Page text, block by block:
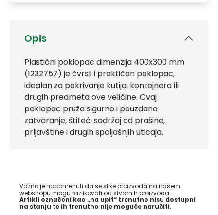
Opis
Plastični poklopac dimenzija 400x300 mm
(1232757) je čvrst i praktičan poklopac,
idealan za pokrivanje kutija, kontejnera ili
drugih predmeta ove veličine. Ovaj
poklopac pruža sigurno i pouzdano
zatvaranje, štiteći sadržaj od prašine,
prljavštine i drugih spoljašnjih uticaja.
Važno je napomenuti da se slike proizvoda na našem
webshopu mogu razlikovati od stvarnih proizvoda.
Artikli označeni kao „na upit“ trenutno nisu dostupni
na stanju te ih trenutno nije moguće naručiti.